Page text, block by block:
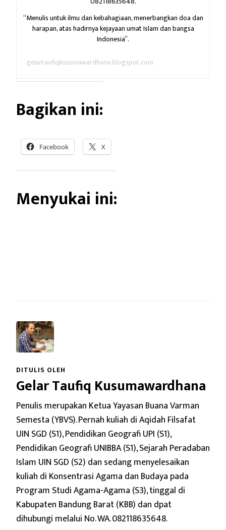
“Menulis untuk ilmu dan kebahagiaan,menerbangkan doa dan
harapan,atas hadirnya kejayaan umat Islam dan bangsa
Indonesia”.
gelartaufiqkusumawardhana.blogspot.com
Bagikan ini:
Facebook X
Menyukai ini:
DITULIS OLEH
Gelar Taufiq Kusumawardhana
Penulis merupakan Ketua Yayasan Buana Varman
Semesta (YBVS). Pernah kuliah di Aqidah Filsafat
UIN SGD (S1), Pendidikan Geografi UPI (S1),
Pendidikan Geografi UNIBBA (S1), Sejarah Peradaban
Islam UIN SGD (S2) dan sedang menyelesaikan
kuliah di Konsentrasi Agama dan Budaya pada
Program Studi Agama-Agama (S3), tinggal di
Kabupaten Bandung Barat (KBB) dan dpat
dihubungi melalui No. WA. 082118635648.